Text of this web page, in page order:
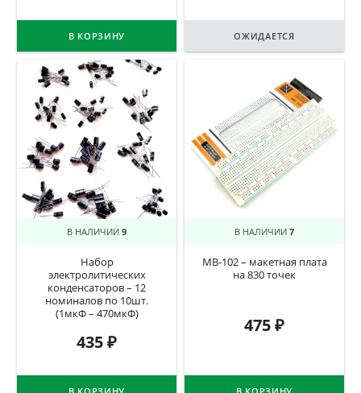
В КОРЗИНУ ОЖИДАЕТСЯ
В НАЛИЧИИ 9
Набор
электролитических
конденсаторов – 12
номиналов по 10шт.
(1мкФ – 470мкФ)
435₽
В НАЛИЧИИ 7
MB-102 – макетная плата
на 830 точек
475₽